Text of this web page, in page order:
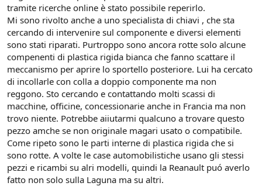
tramite ricerche online è stato possibile reperirlo.
Mi sono rivolto anche a uno specialista di chiavi , che sta
cercando di intervenire sul componente e diversi elementi
sono stati riparati. Purtroppo sono ancora rotte solo alcune
compenenti di plastica rigida bianca che fanno scattare il
meccanismo per aprire lo sportello posteriore. Lui ha cercato
di incollarle con colla a doppio componente ma non
reggono. Sto cercando e contattando molti scassi di
macchine, officine, concessionarie anche in Francia ma non
trovo niente. Potrebbe aiiutarmi qualcuno a trovare questo
pezzo amche se non originale magari usato o compatibile.
Come ripeto sono le parti interne di plastica rigida che si
sono rotte. A volte le case automobilistiche usano gli stessi
pezzi e ricambi su alri modelli, quindi la Reanault puó averlo
fatto non solo sulla Laguna ma su altri.